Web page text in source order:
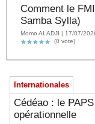
Comment le
Samba Sylla)
Momo ALADJI | 17/07/
(0 vote)
Internationales
Cédéao : le
opérationnelle